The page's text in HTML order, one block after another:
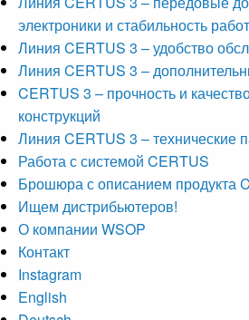
электроники и стабильность
Линия CERTUS 3 – удобство
Линия CERTUS 3 –
CERTUS 3 – прочность и
конструкций
Линия CERTUS 3 – технические
Работа с системой CERTUS
Брошюра с описанием продукта
Ищем дистрибьютеров!
О компании WSOP
Контакт
Instagram
English